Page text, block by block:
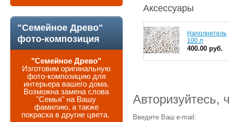
"Семейное Древо"
фото-композиция
"Семейное Древо"
Изготовим оригинальную
фото-композицию для
интерьера вашего дома.
Возможна замена слова
"Семья" на Вашу
фамилию, а также
покраска в другие цвета.
Аксессуары
Наполнитель
100 л
400.00 руб.
Авторизуйтесь,
Введите Ваш e-mail: